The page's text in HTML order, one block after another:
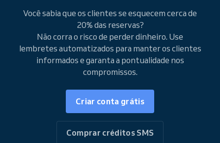
Você sabia que os clientes se esquecem cerca de
20% das reservas?
Não corra o risco de perder dinheiro. Use
lembretes automatizados para manter os clientes
informados e garanta a pontualidade nos
compromissos.
Criar conta grátis
Comprar créditos SMS